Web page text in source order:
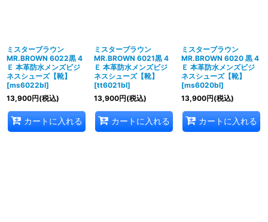
ミスターブラウン
MR.BROWN 6022黒 4
Ｅ 本革防水メンズビジ
ネスシューズ【靴】
[ms6022bl]
13,900円(税込)
カートに入れる
ミスターブラウン
MR.BROWN 6021黒 4
Ｅ 本革防水メンズビジ
ネスシューズ【靴】
[tt6021bl]
13,900円(税込)
カートに入れる
ミスターブラウン
MR.BROWN 6020 黒 4
Ｅ 本革防水メンズビジ
ネスシューズ【靴】
[ms6020bl]
13,900円(税込)
カートに入れる